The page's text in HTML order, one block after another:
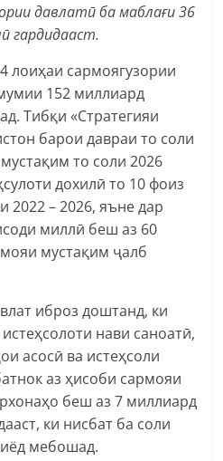
давлатӣ ба маблағи 36
гардидааст.
лоиҳаи сармоягузории
152 миллиард
Тибқи «Стратегияи
барои давраи то соли
то соли 2026
дохилӣ то 10 фоиз
2022 – 2026, яъне дар
миллӣ беш аз 60
мустақим ҷалб
иброз доштанд, ки
нави саноатӣ,
асосӣ ва истеҳсоли
аз ҳисоби сармояи
беш аз 7 миллиард
ки нисбат ба соли
мебошад.